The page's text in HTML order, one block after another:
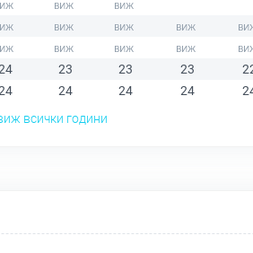
23 23 23
24 24 24
всички години